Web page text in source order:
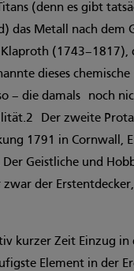
(denn es gibt
das Metall nach dem
(1743–1817),
dieses
– die damals noch
Der zweite
1791 in Cornwall,
Geistliche und
der
kurzer Zeit Einzug
Element in der